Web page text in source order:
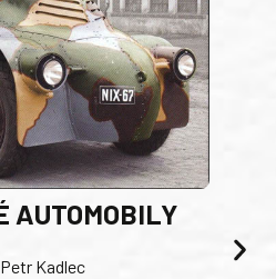
AUTOMOBILY
Kadlec